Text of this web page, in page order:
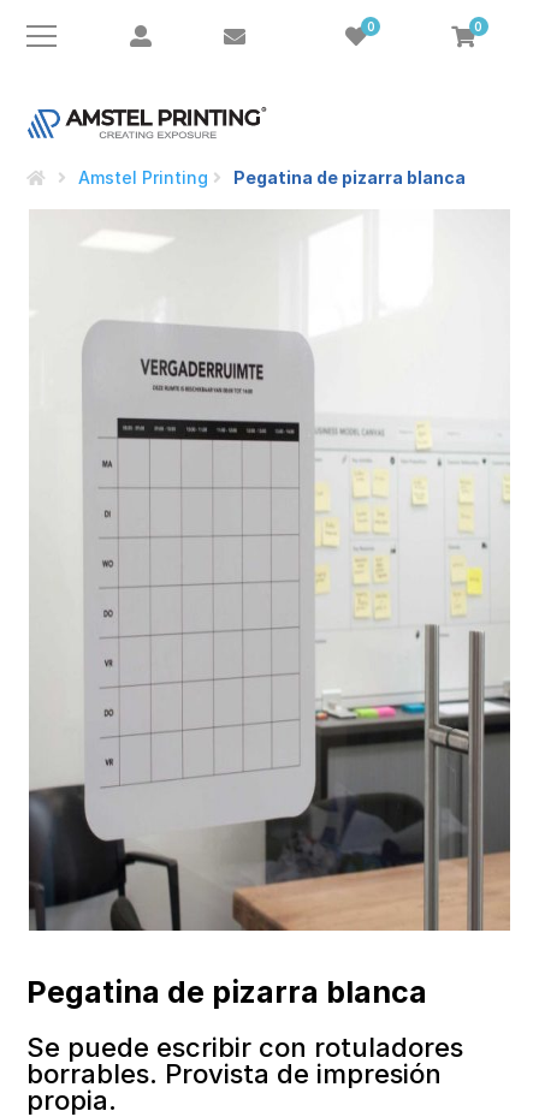
0 0
Amstel Printing Pegatina de pizarra blanca
Pegatina de pizarra blanca
Se puede escribir con rotuladores
borrables. Provista de impresión
propia.